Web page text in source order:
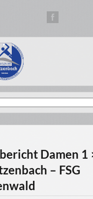
Damen 1
– FSG